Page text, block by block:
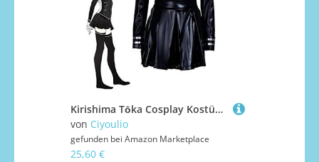
Kirishima Tōka Cosplay Kostüm mit Perücke Schwarzes Leder Kampfuniform/Blau Normaler Anzug Anime Rollenspiel Outfit Komplettes Set Dress Up Halloween Karneval Party Kostüm
von Ciyoulio
gefunden bei Amazon Marketplace
25,60 €